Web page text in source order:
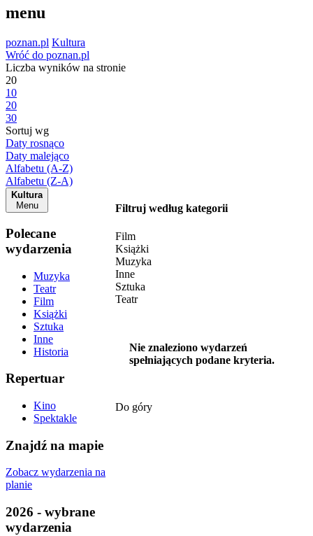
menu
poznan.pl Kultura
Wróć do poznan.pl
Liczba wyników na stronie
20
10
20
30
Sortuj wg
Daty rosnąco
Daty malejąco
Alfabetu (A-Z)
Alfabetu (Z-A)
Kultura
Menu
Polecane
wydarzenia
Muzyka
Teatr
Film
Książki
Sztuka
Inne
Historia
Repertuar
Kino
Spektakle
Znajdź na mapie
Zobacz wydarzenia na
planie
2026 - wybrane
wydarzenia
Filtruj według kategorii
Film
Książki
Muzyka
Inne
Sztuka
Teatr
Nie znaleziono wydarzeń
spełniających podane kryteria.
Do góry